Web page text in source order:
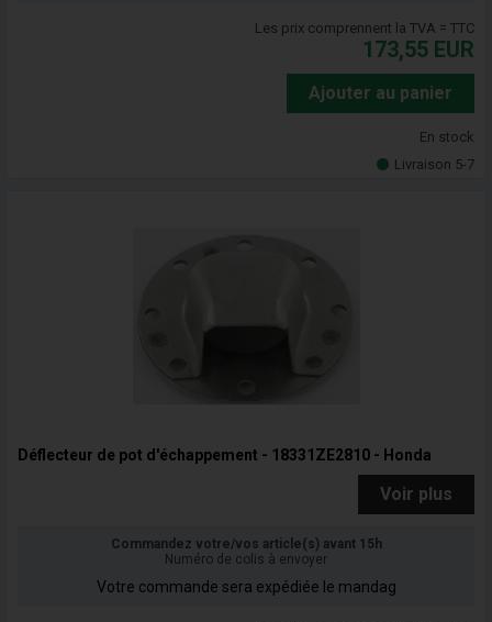
Les prix comprennent la TVA = TTC
173,55 EUR
Ajouter au panier
En stock
Livraison 5-7
Déflecteur de pot d'échappement - 18331ZE2810 - Honda
Voir plus
Commandez votre/vos article(s) avant 15h
Numéro de colis à envoyer
Votre commande sera expédiée le mandag